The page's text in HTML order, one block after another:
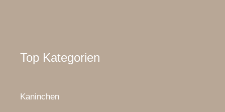
Top Kategorien
Kaninchen